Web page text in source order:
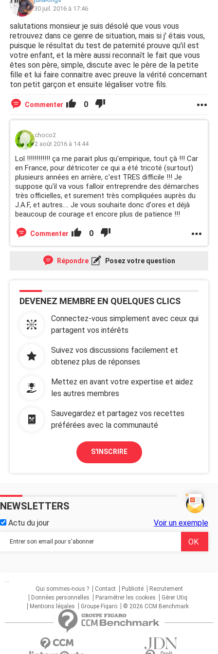
comme le père) ?
Merci d'avance.
30 juil. 2016 à 17:46
salutations monsieur je suis désolé que vous vous
retrouvez dans ce genre de situation, mais si j' étais vous,
puisque le résultat du test de paternité prouve qu'il est
votre enfant, et la mère aussi reconnaît le fait que vous
êtes son père, simple, discute avec le père de la petite
fille et lui faire connaitre avec preuve la vérité concernant
ton petit garçon et ensuite légaliser votre fils.
Commenter 0
choco2
2 août 2016 à 14:44
Lol !!!!!!!!!!!! ça me parait plus qu'empirique, tout çà !!! Car
en France, pour détricoter ce qui a été tricoté (surtout)
plusieurs années en arrière, c'est TRES difficile !!! Je
suppose qu'il va vous falloir entreprendre des démarches
très officielles, et surement très compliquées auprès du
J.A.F, et autres.... Je vous souhaite donc d'ores et déjà
beaucoup de courage et encore plus de patience !!!
Commenter 0
Répondre Posez votre question
DEVENEZ MEMBRE EN QUELQUES CLICS
Connectez-vous simplement avec ceux qui
partagent vos intérêts
Suivez vos discussions facilement et
obtenez plus de réponses
Mettez en avant votre expertise et aidez
les autres membres
Sauvegardez et partagez vos recettes
préférées avec la communauté
S'INSCRIRE
NEWSLETTERS
Actu du jour Voir un exemple
...
Qui sommes-nous ?
Contact Publicité
Recrutement
Données personnelles
Paramétrer les cookies
Gérer Utiq
Mentions légales
Groupe Figaro © 2026 CCM Benchmark